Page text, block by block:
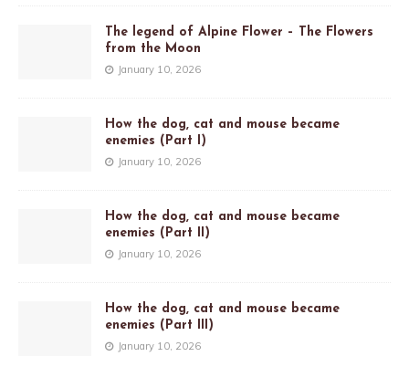
The legend of Alpine Flower – The Flowers
from the Moon
January 10, 2026
How the dog, cat and mouse became
enemies (Part I)
January 10, 2026
How the dog, cat and mouse became
enemies (Part II)
January 10, 2026
How the dog, cat and mouse became
enemies (Part III)
January 10, 2026